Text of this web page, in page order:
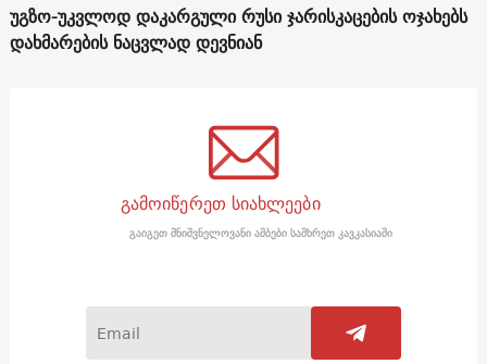
უგზო-უკვლოდ დაკარგული რუსი ჯარისკაცების ოჯახებს
დახმარების ნაცვლად დევნიან
გამოიწერეთ სიახლეები
გაიგეთ მნიშვნელოვანი ამბები სამხრეთ კავკასიაში